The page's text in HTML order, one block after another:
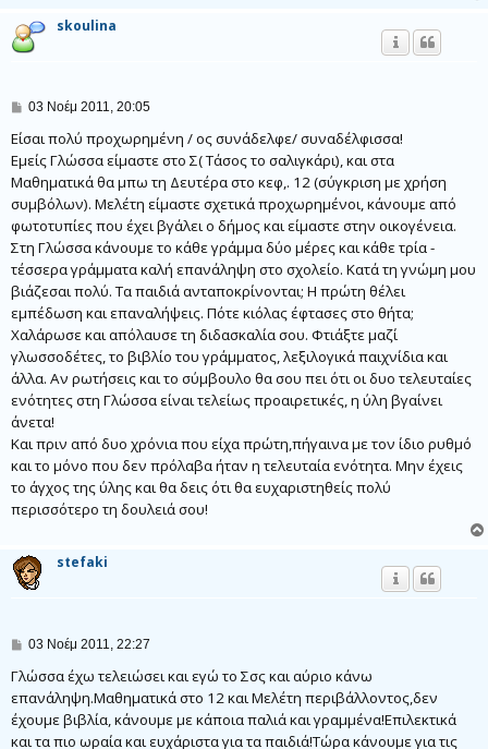
skoulina
Δ
μ
σ
ί
υ
σ
η
03 Νοέμ 2011, 20:05
Είσαι πολύ προχωρημένη / ος συνάδελφε/ συναδέλφισσα!
Εμείς Γλώσσα είμαστε στο Σ( Τάσος το σαλιγκάρι), και στα
Μαθηματικά θα μπω τη Δευτέρα στο κεφ,. 12 (σύγκριση με χρήση
συμβόλων). Μελέτη είμαστε σχετικά προχωρημένοι, κάνουμε από
φωτοτυπίες που έχει βγάλει ο δήμος και είμαστε στην οικογένεια.
Στη Γλώσσα κάνουμε το κάθε γράμμα δύο μέρες και κάθε τρία -
τέσσερα γράμματα καλή επανάληψη στο σχολείο. Κατά τη γνώμη μου
βιάζεσαι πολύ. Τα παιδιά ανταποκρίνονται; Η πρώτη θέλει
εμπέδωση και επαναλήψεις. Πότε κιόλας έφτασες στο θήτα;
Χαλάρωσε και απόλαυσε τη διδασκαλία σου. Φτιάξτε μαζί
γλωσσοδέτες, το βιβλίο του γράμματος, λεξιλογικά παιχνίδια και
άλλα. Αν ρωτήσεις και το σύμβουλο θα σου πει ότι οι δυο τελευταίες
ενότητες στη Γλώσσα είναι τελείως προαιρετικές, η ύλη βγαίνει
άνετα!
Και πριν από δυο χρόνια που είχα πρώτη,πήγαινα με τον ίδιο ρυθμό
και το μόνο που δεν πρόλαβα ήταν η τελευταία ενότητα. Μην έχεις
το άγχος της ύλης και θα δεις ότι θα ευχαριστηθείς πολύ
περισσότερο τη δουλειά σου!
stefaki
Δ
μ
σ
ί
03 Νοέμ 2011, 22:27
Γλώσσα έχω τελειώσει και εγώ το Σσς και αύριο κάνω
επανάληψη.Μαθηματικά στο 12 και Μελέτη περιβάλλοντος,δεν
έχουμε βιβλία, κάνουμε με κάποια παλιά και γραμμένα!Επιλεκτικά
και τα πιο ωραία και ευχάριστα για τα παιδιά!Τώρα κάνουμε για τις